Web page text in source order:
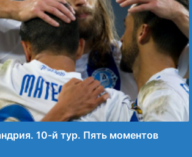
10-й тур. Пять моментов